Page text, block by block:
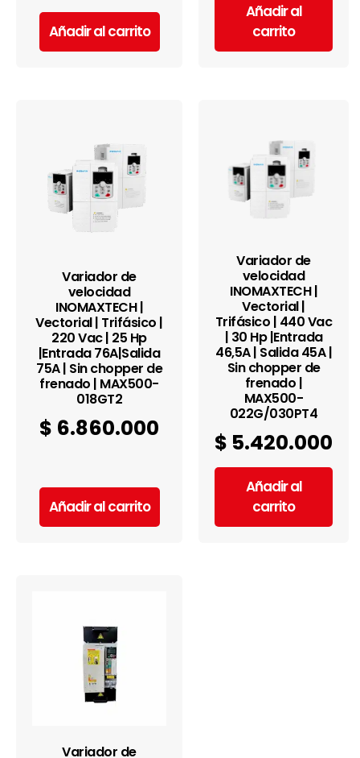
Añadir al carrito
Añadir al
carrito
Variador de
velocidad
INOMAXTECH |
Vectorial | Trifásico |
220 Vac | 25 Hp
|Entrada 76A|Salida
75A | Sin chopper de
frenado | MAX500-
018GT2
$ 6.860.000
Añadir al carrito
Variador de
velocidad
INOMAXTECH |
Vectorial |
Trifásico | 440 Vac
| 30 Hp |Entrada
46,5A | Salida 45A |
Sin chopper de
frenado |
MAX500-
022G/030PT4
$ 5.420.000
Añadir al
carrito
Variador de